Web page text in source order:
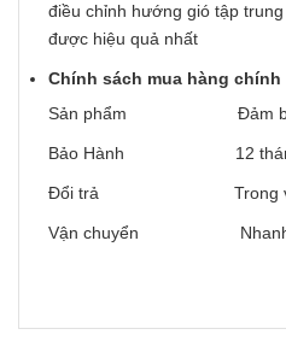
điều chỉnh hướng gió tập
được hiệu quả nhất
Chính sách mua hàng
Sản phẩm Đảm bảo
Bảo Hành 12
Đổi trả Trong vòng
Vận chuyển Nhanh